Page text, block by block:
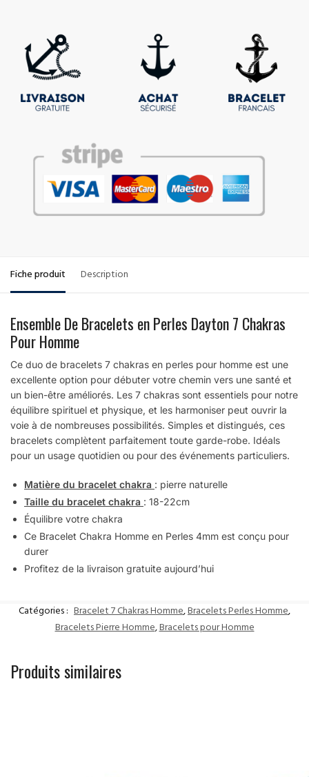
Fiche produit Description
Ensemble De Bracelets en Perles Dayton 7 Chakras
Pour Homme
Ce duo de bracelets 7 chakras en perles pour homme est une
excellente option pour débuter votre chemin vers une santé et
un bien-être améliorés. Les 7 chakras sont essentiels pour notre
équilibre spirituel et physique, et les harmoniser peut ouvrir la
voie à de nombreuses possibilités. Simples et distingués, ces
bracelets complètent parfaitement toute garde-robe. Idéals
pour un usage quotidien ou pour des événements particuliers.
Matière du bracelet chakra : pierre naturelle
Taille du bracelet chakra : 18-22cm
Équilibre votre chakra
Ce Bracelet Chakra Homme en Perles 4mm est conçu pour
durer
Profitez de la livraison gratuite aujourd’hui
Catégories : Bracelet 7 Chakras Homme,Bracelets Perles Homme,
Bracelets Pierre Homme,Bracelets pour Homme
Produits similaires